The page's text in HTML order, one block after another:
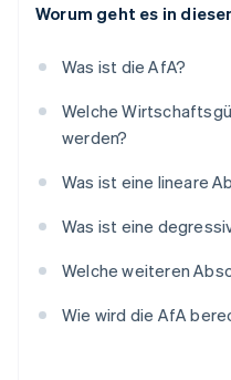
Worum geht es in
Was ist die AfA?
Welche
werden?
Was ist eine lineare
Was ist eine
Welche weiteren
Wie wird die AfA